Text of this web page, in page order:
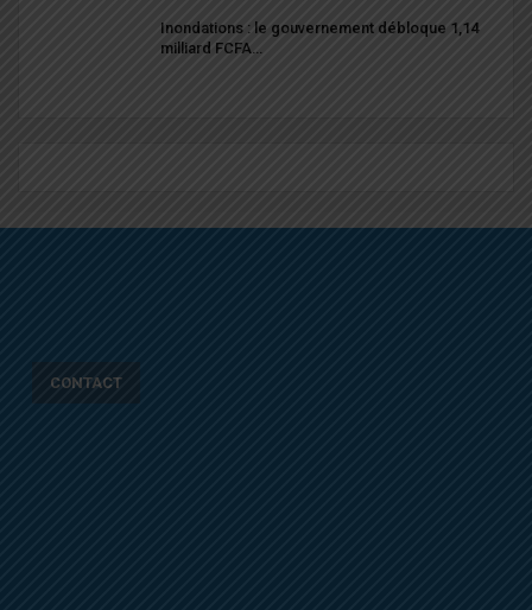
Inondations : le gouvernement débloque 1,14
milliard FCFA…
CONTACT